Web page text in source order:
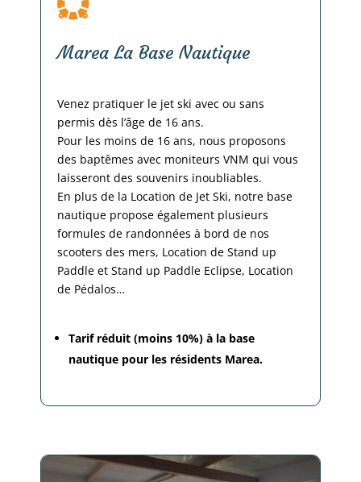
Marea La Base Nautique
Venez pratiquer le jet ski avec ou sans
permis dès l’âge de 16 ans.
Pour les moins de 16 ans, nous proposons
des baptêmes avec moniteurs VNM qui vous
laisseront des souvenirs inoubliables.
En plus de la Location de Jet Ski, notre base
nautique propose également plusieurs
formules de randonnées à bord de nos
scooters des mers, Location de Stand up
Paddle et Stand up Paddle Eclipse, Location
de Pédalos…
Tarif réduit (moins 10%) à la base
nautique pour les résidents Marea.